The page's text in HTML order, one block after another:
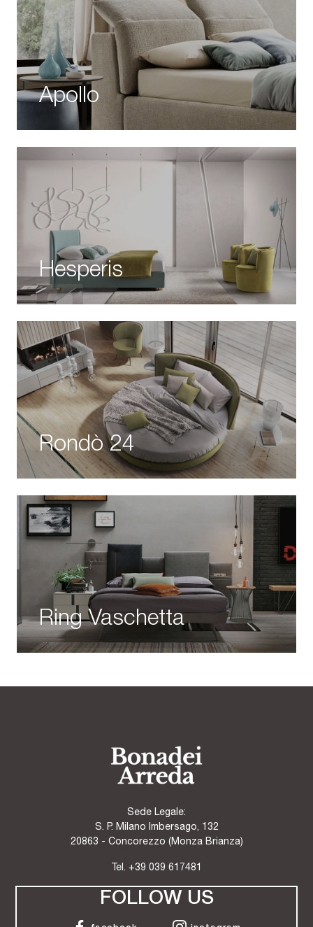
Apollo
Hesperis
Rondò 24
Ring Vaschetta
Sede Legale:
S. P. Milano Imbersago, 132
20863 - Concorezzo (Monza Brianza)
Tel. +39 039 617481
FOLLOW US